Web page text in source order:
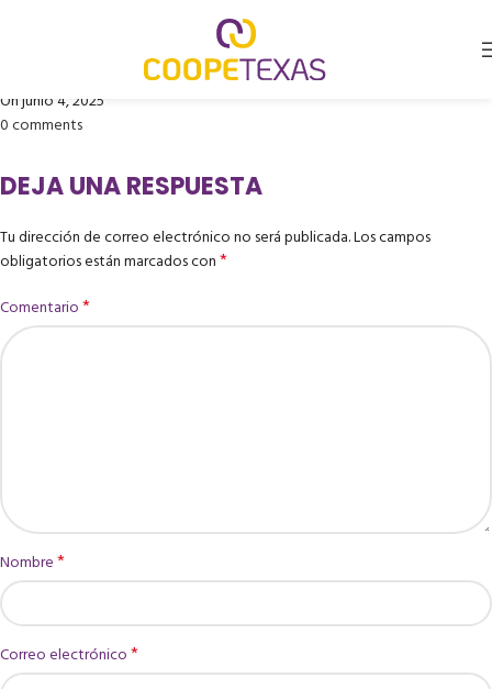
TRIANA GARCIA VILMA
Coopetexas
On junio 4, 2025
0comments
DEJA UNA RESPUESTA
Tu dirección de correo electrónico no será publicada.Los campos
obligatorios están marcados con*
Comentario*
Nombre*
Correo electrónico*